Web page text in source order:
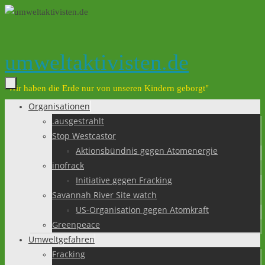
Zum
umweltaktivisten.de
"Wir haben die Erde nur von unseren Kindern geborgt"
Zum
Organisationen
.ausgestrahlt
Stop Westcastor
Aktionsbündnis gegen Atomenergie
inofrack
Initiative gegen Fracking
Savannah River Site watch
US-Organisation gegen Atomkraft
Greenpeace
Umweltgefahren
Fracking